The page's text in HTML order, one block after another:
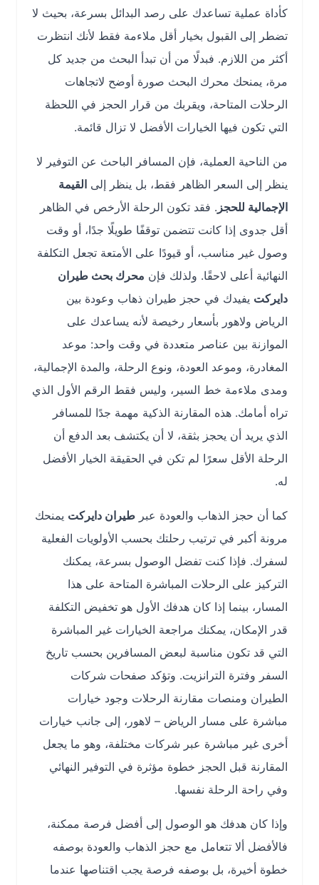
كأداة عملية تساعدك على رصد البدائل بسرعة، بحيث لا
تضطر إلى القبول بخيار أقل ملاءمة فقط لأنك انتظرت
أكثر من اللازم. فبدلًا من أن تبدأ البحث من جديد كل
مرة، يمنحك محرك البحث صورة أوضح لاتجاهات
الرحلات المتاحة، ويقربك من قرار الحجز في اللحظة
التي تكون فيها الخيارات الأفضل لا تزال قائمة.
من الناحية العملية، فإن المسافر الباحث عن التوفير لا
ينظر إلى السعر الظاهر فقط، بل ينظر إلىالقيمة
الإجمالية للحجز . فقد تكون الرحلة الأرخص في الظاهر
أقل جدوى إذا كانت تتضمن توقفًا طويلًا جدًا، أو وقت
وصول غير مناسب، أو قيودًا على الأمتعة تجعل التكلفة
النهائية أعلى لاحقًا. ولذلك فإنمحرك بحث طيران
دايركتيفيدك في حجز طيران ذهاب وعودة بين
الرياض ولاهور بأسعار رخيصة لأنه يساعدك على
الموازنة بين عناصر متعددة في وقت واحد: موعد
المغادرة، وموعد العودة، ونوع الرحلة، والمدة الإجمالية،
ومدى ملاءمة خط السير، وليس فقط الرقم الأول الذي
تراه أمامك. هذه المقارنة الذكية مهمة جدًا للمسافر
الذي يريد أن يحجز بثقة، لا أن يكتشف بعد الدفع أن
الرحلة الأقل سعرًا لم تكن في الحقيقة الخيار الأفضل
كما أن حجز الذهاب والعودة عبرطيران دايركتيمنحك
مرونة أكبر في ترتيب رحلتك بحسب الأولويات الفعلية
لسفرك. فإذا كنت تفضل الوصول بسرعة، يمكنك
التركيز على الرحلات المباشرة المتاحة على هذا
المسار، بينما إذا كان هدفك الأول هو تخفيض التكلفة
قدر الإمكان، يمكنك مراجعة الخيارات غير المباشرة
التي قد تكون مناسبة لبعض المسافرين بحسب تاريخ
السفر وفترة الترانزيت. وتؤكد صفحات شركات
الطيران ومنصات مقارنة الرحلات وجود خيارات
مباشرة على مسار الرياض – لاهور، إلى جانب خيارات
أخرى غير مباشرة عبر شركات مختلفة، وهو ما يجعل
المقارنة قبل الحجز خطوة مؤثرة في التوفير النهائي
وفي راحة الرحلة نفسها.
وإذا كان هدفك هو الوصول إلى أفضل فرصة ممكنة،
فالأفضل ألا تتعامل مع حجز الذهاب والعودة بوصفه
خطوة أخيرة، بل بوصفه فرصة يجب اقتناصها عندما